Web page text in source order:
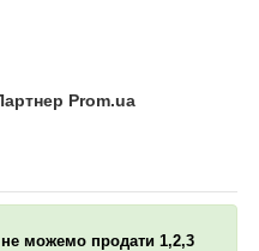
Prom.ua
можемо продати 1,2,3